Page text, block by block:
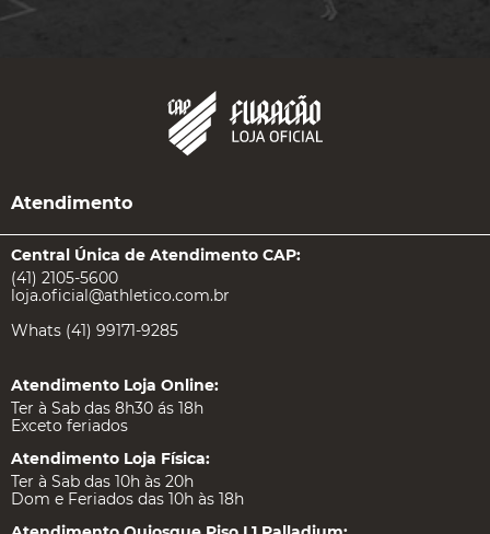
Atendimento
Central Única de Atendimento CAP:
(41) 2105-5600
loja.oficial@athletico.com.br
Whats (41) 99171-9285
Atendimento Loja Online:
Ter à Sab das 8h30 ás 18h
Exceto feriados
Atendimento Loja Física:
Ter à Sab das 10h às 20h
Dom e Feriados das 10h às 18h